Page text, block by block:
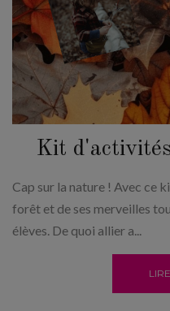
Kit
Cap sur la nature ! Avec ce
forêt et de ses merveilles
élèves. De quoi allier a...